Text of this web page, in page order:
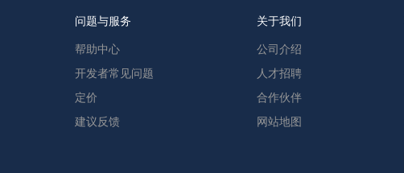
问题与服务
帮助中心
开发者常见问题
定价
建议反馈
关于我们
公司介绍
人才招聘
合作伙伴
网站地图